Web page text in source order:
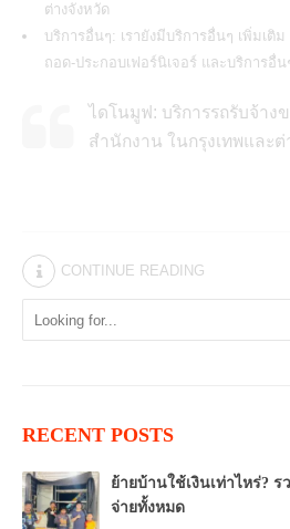
ต่างจังหวัด
บริการอื่นๆ: เรายังมีบริการอื่นๆ เพิ่มเติ
ถอด-ประกอบเฟอร์นิเจอร์ และบริการอื่น
ไดโนมูฟ: บริการรถรับจ้าง
สำนักงาน ในกรุงเทพและต่
CONTINUE READING
RECENT POSTS
ย้ายบ้านใช้เงินเท่าไหร่?
จ่ายทั้งหมด